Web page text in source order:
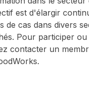
est d'élargir
de cas dans divers
Pour participer
contacter un